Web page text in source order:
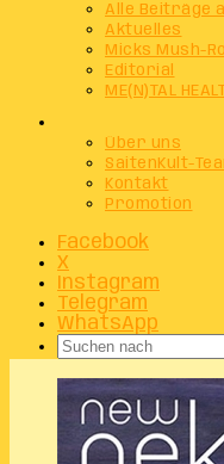
Alle Beiträge
Aktuelles
Micks Mush-
Editorial
ME(N)TAL
Über uns
SaitenKult-
Kontakt
Promotion
Facebook
X
Instagram
Telegram
WhatsApp